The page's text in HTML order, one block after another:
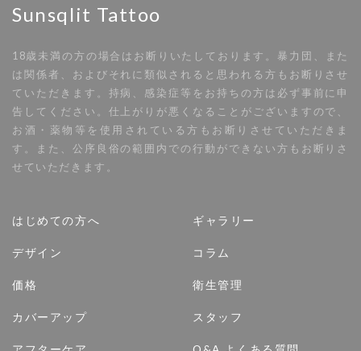
Sunsqlit Tattoo
18歳未満の方の場合はお断りいたしております。暴力団、また
は関係者、およびそれに類似されると思われる方もお断りさせ
ていただきます。持病、感染症等をお持ちの方は必ず事前に申
告してください。仕上がりが悪くなることがございますので、
お酒・薬物等を使用されている方もお断りさせていただきま
す。また、公序良俗の範囲内での行動ができない方もお断りさ
せていただきます。
はじめての方へ
デザイン
価格
カバーアップ
ギャラリー
コラム
衛生管理
スタッフ